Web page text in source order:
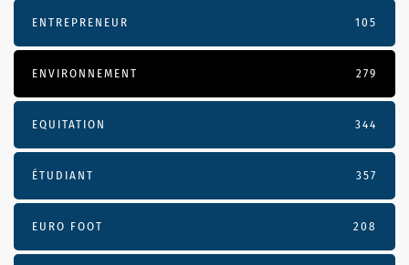
ENTREPRENEUR 105
ENVIRONNEMENT 279
EQUITATION 344
ÉTUDIANT 357
EURO FOOT 208